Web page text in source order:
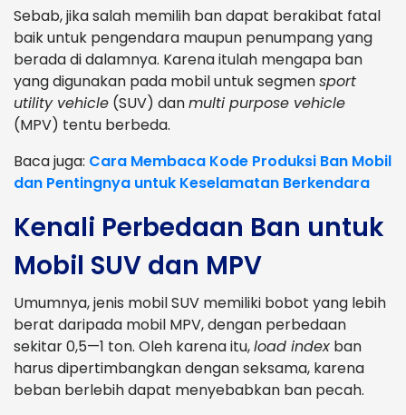
Sebab, jika salah memilih ban dapat berakibat fatal
baik untuk pengendara maupun penumpang yang
berada di dalamnya. Karena itulah mengapa ban
yang digunakan pada mobil untuk segmensport
utility vehicle (SUV) danmulti purpose vehicle
(MPV) tentu berbeda.
Baca juga: Cara Membaca Kode Produksi Ban Mobil
dan Pentingnya untuk Keselamatan Berkendara
Kenali Perbedaan Ban untuk
Mobil SUV dan MPV
Umumnya, jenis mobil SUV memiliki bobot yang lebih
berat daripada mobil MPV, dengan perbedaan
sekitar 0,5—1 ton. Oleh karena itu,load index ban
harus dipertimbangkan dengan seksama, karena
beban berlebih dapat menyebabkan ban pecah.